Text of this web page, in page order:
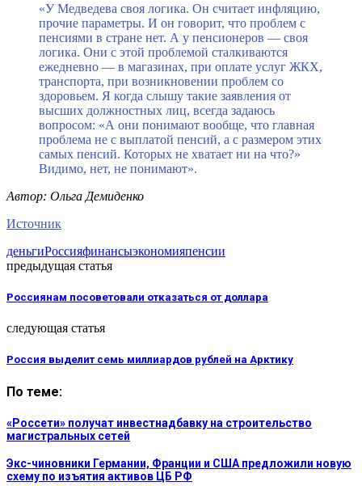
«У Медведева своя логика. Он считает инфляцию,
прочие параметры. И он говорит, что проблем с
пенсиями в стране нет. А у пенсионеров — своя
логика. Они с этой проблемой сталкиваются
ежедневно — в магазинах, при оплате услуг ЖКХ,
транспорта, при возникновении проблем со
здоровьем. Я когда слышу такие заявления от
высших должностных лиц, всегда задаюсь
вопросом: «А они понимают вообще, что главная
проблема не с выплатой пенсий, а с размером этих
самых пенсий. Которых не хватает ни на что?»
Видимо, нет, не понимают».
Автор: Ольга Демиденко
Источник
деньгиРоссияфинансыэкономияпенсии
предыдущая статья
Россиянам посоветовали отказаться от доллара
следующая статья
Россия выделит семь миллиардов рублей на Арктику
По теме:
«Россети» получат инвестнадбавку на строительство
магистральных сетей
Экс-чиновники Германии, Франции и США предложили новую
схему по изъятия активов ЦБ РФ